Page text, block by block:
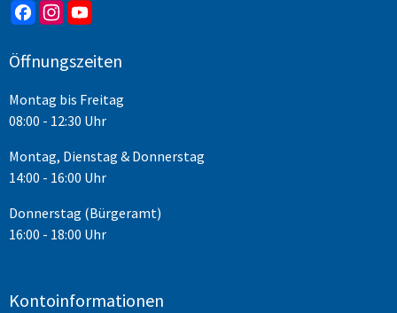
Öffnungszeiten
Montag bis Freitag
08:00 - 12:30 Uhr
Montag, Dienstag & Donnerstag
14:00 - 16:00 Uhr
Donnerstag (Bürgeramt)
16:00 - 18:00 Uhr
Kontoinformationen